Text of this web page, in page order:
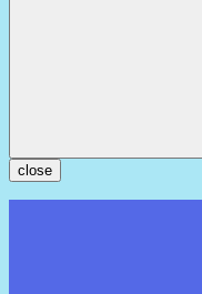
close